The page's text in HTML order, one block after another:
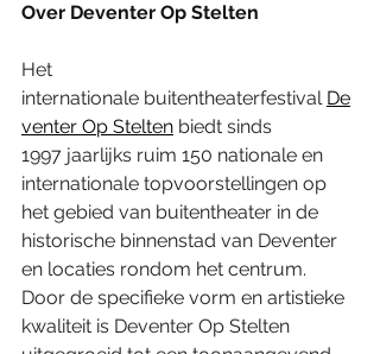
Over Deventer Op Stelten
Het
internationale buitentheaterfestival De
venter Op Stelten biedt sinds
1997 jaarlijks ruim 150 nationale en
internationale topvoorstellingen op
het gebied van buitentheater in de
historische binnenstad van Deventer
en locaties rondom het centrum.
Door de specifieke vorm en artistieke
kwaliteit is Deventer Op Stelten